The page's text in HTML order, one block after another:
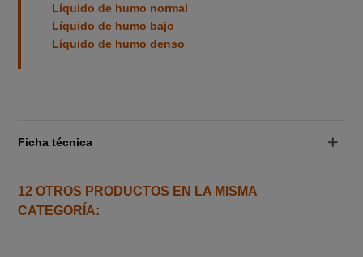
Líquido de humo normal
Líquido de humo bajo
Líquido de humo denso
Ficha técnica
12 OTROS PRODUCTOS EN LA MISMA
CATEGORÍA: